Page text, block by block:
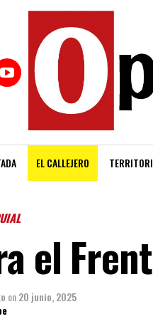
EL CALLEJERO
el
on20 junio, 2025